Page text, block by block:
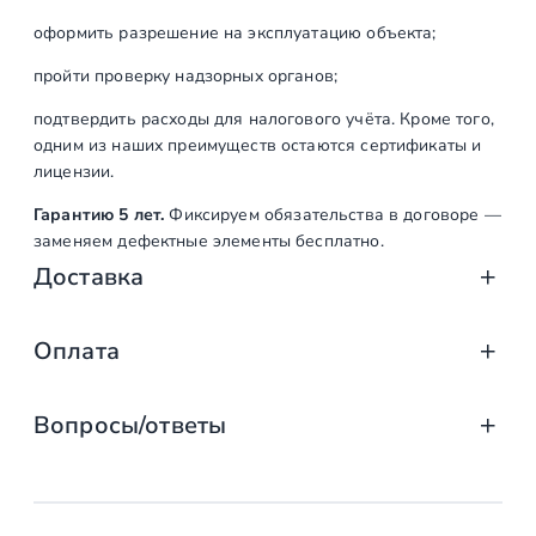
оформить разрешение на эксплуатацию объекта;
пройти проверку надзорных органов;
подтвердить расходы для налогового учёта. Кроме того,
одним из наших преимуществ остаются сертификаты и
лицензии.
Гарантию 5 лет. Фиксируем обязательства в договоре —
заменяем дефектные элементы бесплатно.
Доставка
Доставка от «СтаирсПром»: аккуратно,
от упаковки на производстве до разгрузки на объекте.
Какие изделия мы доставляем
маршевые, винтовые, консольные и модульные
Оплата
Оплата услуг «СтаирсПром»: удобно,
Вопросы/ответы
Предусмотрена ли возможность